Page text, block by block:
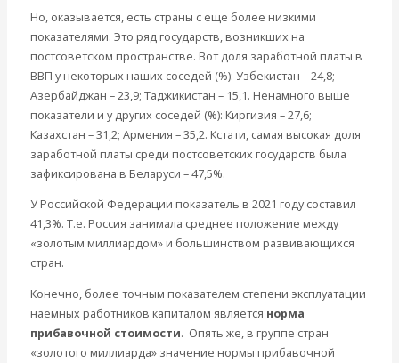
Но, оказывается, есть страны с еще более низкими
показателями. Это ряд государств, возникших на
постсоветском пространстве. Вот доля заработной платы в
ВВП у некоторых наших соседей (%): Узбекистан – 24,8;
Азербайджан – 23,9; Таджикистан – 15,1. Ненамного выше
показатели и у других соседей (%): Киргизия – 27,6;
Казахстан – 31,2; Армения – 35,2. Кстати, самая высокая доля
заработной платы среди постсоветских государств была
зафиксирована в Беларуси – 47,5%.
У Российской Федерации показатель в 2021 году составил
41,3%. Т.е. Россия занимала среднее положение между
«золотым миллиардом» и большинством развивающихся
стран.
Конечно, более точным показателем степени эксплуатации
наемных работников капиталом является норма
прибавочной стоимости. Опять же, в группе стран
«золотого миллиарда» значение нормы прибавочной